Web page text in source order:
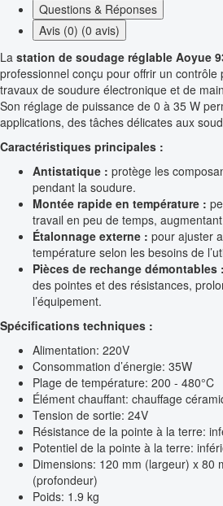
Questions & Réponses
Avis (0) (0 avis)
La station de soudage réglable Aoyue
professionnel conçu pour offrir un contrôle
travaux de soudure électronique et de
Son réglage de puissance de 0 à 35 W
applications, des tâches délicates aux
Caractéristiques principales :
Antistatique : protège les
pendant la soudure.
Montée rapide en température :
travail en peu de temps,
Étalonnage externe : pour ajuster
température selon les besoins de
Pièces de rechange démontables :
des pointes et des résistances,
l’équipement.
Spécifications techniques :
Alimentation: 220V
Consommation d’énergie: 35W
Plage de température: 200 - 480°C
Élément chauffant: chauffage
Tension de sortie: 24V
Résistance de la pointe à la terre:
Potentiel de la pointe à la terre:
Dimensions: 120 mm (largeur) x 80
(profondeur)
Poids: 1.9 kg